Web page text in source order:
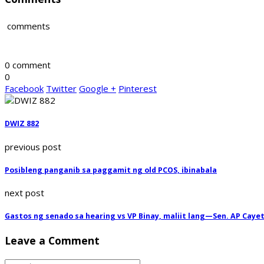
comments
0 comment
0
Facebook Twitter Google + Pinterest
DWIZ 882
previous post
Posibleng panganib sa paggamit ng old PCOS, ibinabala
next post
Gastos ng senado sa hearing vs VP Binay, maliit lang—Sen. AP
Leave a Comment